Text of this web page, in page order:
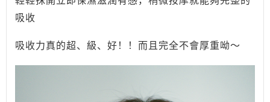
吸收
吸收力真的超、級、好！！而且完全不會厚重呦～